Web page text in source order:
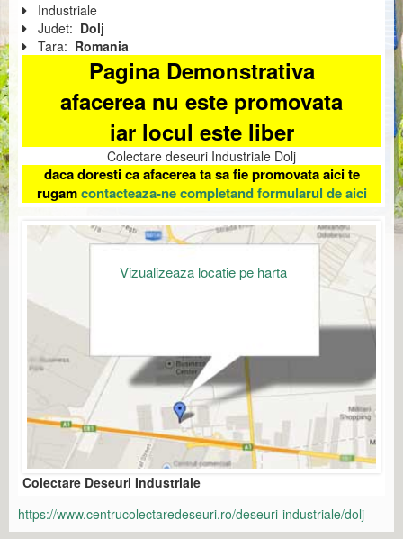
Industriale
Judet: Dolj
Tara: Romania
Pagina Demonstrativa
afacerea nu este promovata
iar locul este liber
Colectare deseuri Industriale Dolj
daca doresti ca afacerea ta sa fie promovata aici te
rugamcontacteaza-ne completand formularul de aici
Vizualizeaza locatie pe harta
Colectare Deseuri Industriale
https://www.centrucolectaredeseuri.ro/deseuri-industriale/dolj